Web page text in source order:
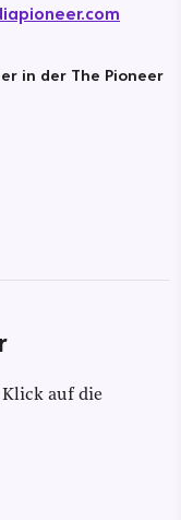
in der The Pioneer
auf die